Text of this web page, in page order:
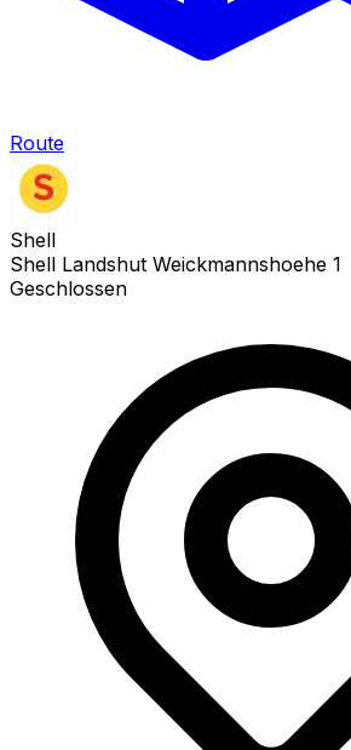
Route
Shell
Shell Landshut Weickmannshoehe 1
Geschlossen